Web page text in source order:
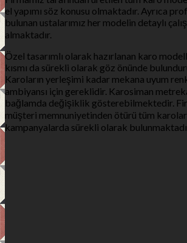
el yapımı söz konusu olmaktadır. Ayrıca
bulunan ustalarımız her modelin detaylı
almaktadır.
Özel tasarımlı olarak hazırlanan karo
kısmı da sürekli olarak göz önünde
Karoların yerleşimi kadar mekana uyum
ambiyansı için gereklidir. Karosiman
bağlamda değişiklik gösterebilmektedir.
müşteri memnuniyetinden ötürü tüm
kampanyalarda sürekli olarak